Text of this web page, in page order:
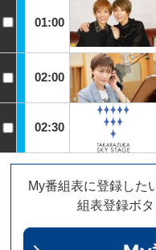
01:00
02:00
02:30
My番組表に登録した
組表登録ボタ